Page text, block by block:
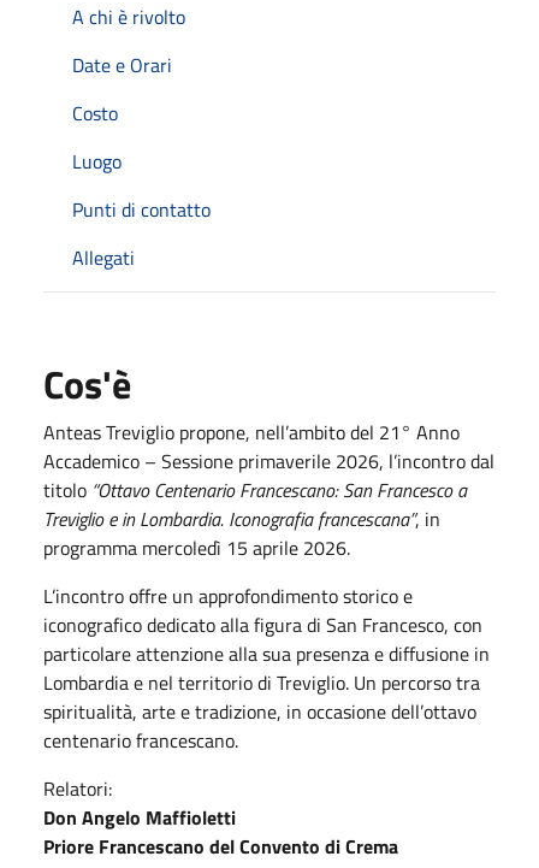
A chi è rivolto
Date e Orari
Costo
Luogo
Punti di contatto
Allegati
Cos'è
Anteas Treviglio propone, nell’ambito del 21° Anno
Accademico – Sessione primaverile 2026, l’incontro dal
titolo “Ottavo Centenario Francescano: San Francesco a
Treviglio e in Lombardia. Iconografia francescana”, in
programma mercoledì 15 aprile 2026.
L’incontro offre un approfondimento storico e
iconografico dedicato alla figura di San Francesco, con
particolare attenzione alla sua presenza e diffusione in
Lombardia e nel territorio di Treviglio. Un percorso tra
spiritualità, arte e tradizione, in occasione dell’ottavo
centenario francescano.
Relatori:
Don Angelo Maffioletti
Priore Francescano del Convento di Crema